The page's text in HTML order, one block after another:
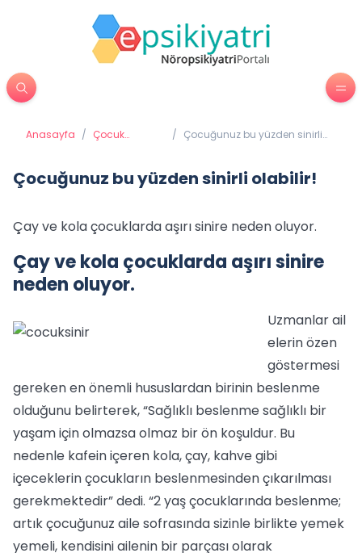
Anasayfa / Çocuk
/ Çocuğunuz bu yüzden sinirli
Çocuğunuz bu yüzden sinirli olabilir!
Çay ve kola çocuklarda aşırı sinire neden oluyor.
Çay ve kola çocuklarda aşırı sinire
neden oluyor.
Uzmanlar ail
elerin özen
göstermesi
gereken en önemli hususlardan birinin beslenme
olduğunu belirterek, “Sağlıklı beslenme sağlıklı bir
yaşam için olmazsa olmaz bir ön koşuldur. Bu
nedenle kafein içeren kola, çay, kahve gibi
içeceklerin çocukların beslenmesinden çıkarılması
gerekmektedir” dedi. “2 yaş çocuklarında beslenme;
artık çocuğunuz aile sofrasında sizinle birlikte yemek
yemeli, kendisini ailenin bir parçası olarak